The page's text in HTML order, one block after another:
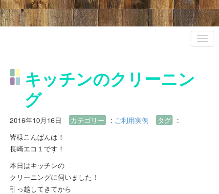
キッチンのクリーニン
グ
2016年10月16日 カテゴリー : ご利用実例 タグ
:
皆様こんばんは！
長崎エコ１です！
本日はキッチンの
クリーニングに伺いました！
引っ越してきてから